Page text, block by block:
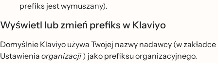
prefiks jest wymuszany).
Wyświetl lub zmień prefiks w Klaviyo
Domyślnie Klaviyo używa Twojej nazwy nadawcy (w zakładce
Ustawienia organizacji) jako prefiksu organizacyjnego.